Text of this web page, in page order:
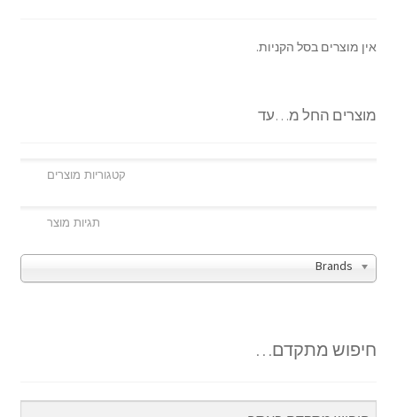
אין מוצרים בסל הקניות.
מוצרים החל מ…עד
Brands
חיפוש מתקדם…